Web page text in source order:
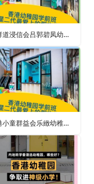
爱群道浸信会吕郭碧凤幼稚园Oi Kwan Rd Baptist Church Lui Kwok Pat Fong Kindergarten（湾仔区幼稚园）
香港小童群益会乐緻幼稚园(九龙湾)BGCAHK Cheerland Kindergarten (Kowloon Bay)（观塘区幼稚园）